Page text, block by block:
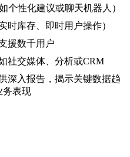
个性化建议或聊天机器人）
时库存、即时用户操作）
援数千用户
社交媒体、分析或CRM
深入报告，揭示关键数据趋
务表现